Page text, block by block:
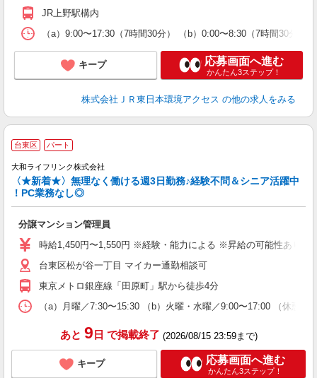
JR上野駅構内
（a）9:00〜17:30（7時間30分） （b）0:00〜8:30（7時間30分
キープ 応募画面へ進む
かんたん3ステップ！
株式会社ＪＲ東日本環境アクセス の他の求人をみる
台東区 パート
大和ライフリンク株式会社
〈★新着★〉無理なく働ける週3日勤務♪経験不問＆シニア活躍中
！PC業務なし◎
分譲マンション管理員
時給1,450円〜1,550円 ※経験・能力による ※昇給の可能性あり
台東区松が谷一丁目 マイカー通勤相談可
東京メトロ銀座線「田原町」駅から徒歩4分
（a）月曜／7:30〜15:30 （b）火曜・水曜／9:00〜17:00 （休憩60
あと 9 日 で掲載終了 (2026/08/15 23:59まで)
キープ 応募画面へ進む
かんたん3ステップ！